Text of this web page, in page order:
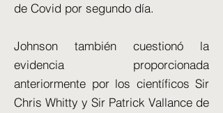
de Covid por segundo día.
Johnson también cuestionó la
evidencia proporcionada
anteriormente por los científicos Sir
Chris Whitty y Sir Patrick Vallance de